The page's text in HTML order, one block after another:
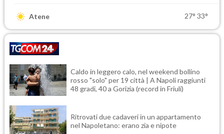
Atene 27° 33°
Caldo in leggero calo, nel weekend bollino
rosso "solo" per 19 città | A Napoli raggiunti
48 gradi, 40 a Gorizia (record in Friuli)
Ritrovati due cadaveri in un appartamento
nel Napoletano: erano zia e nipote